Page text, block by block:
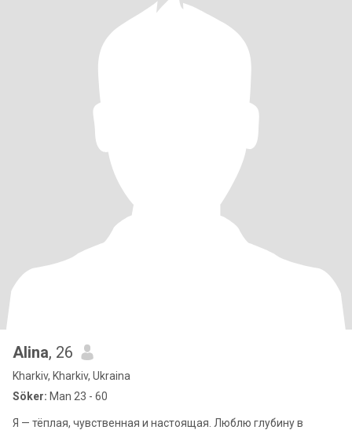
Alina, 26
Kharkiv, Kharkiv, Ukraina
Söker: Man 23 - 60
Я — тёплая, чувственная и настоящая. Люблю глубину в